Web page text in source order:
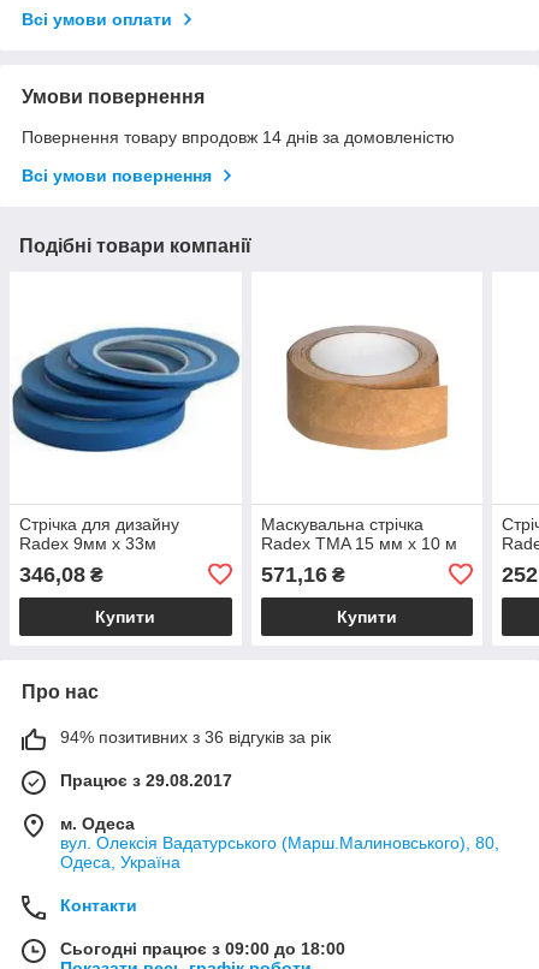
Всі умови оплати
Умови повернення
Повернення товару впродовж 14 днів за домовленістю
Всі умови повернення
Подібні товари компанії
Стрічка для дизайну
Radex 9мм х 33м
346,08 ₴
Купити
Маскувальна стрічка
Radex TMA 15 мм х 10 м
571,16₴
Купити
Про нас
94% позитивних з 36 відгуків за рік
Працює з 29.08.2017
м. Одеса
вул. Олексія Вадатурського (Марш.Малиновського), 80,
Одеса, Україна
Контакти
Сьогодні працює з 09:00 до 18:00